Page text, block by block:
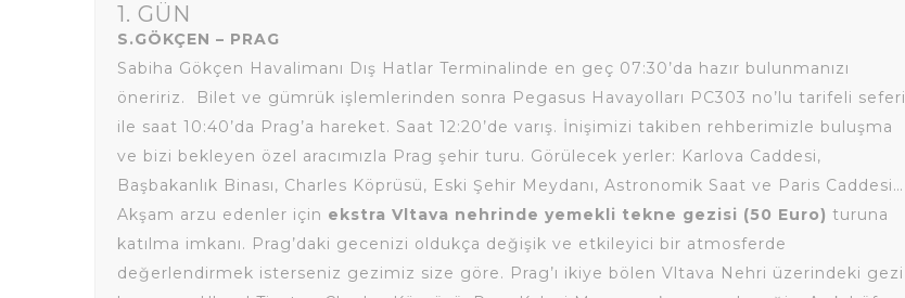
1. GÜN
S.GÖKÇEN – PRAG
Sabiha Gökçen Havalimanı Dış Hatlar Terminalinde en geç 07:30’da hazır bulunmanızı
öneririz.
Bilet ve gümrük işlemlerinden sonra Pegasus Havayolları PC303 no’lu tarifeli seferi
ile saat 10:40’da Prag’a hareket. Saat 12:20’de varış. İnişimizi takiben rehberimizle buluşma
ve bizi bekleyen özel aracımızla Prag şehir turu. Görülecek yerler: Karlova Caddesi,
Başbakanlık Binası, Charles Köprüsü, Eski Şehir Meydanı, Astronomik Saat ve Paris Caddesi…
Akşam arzu edenler için ekstra Vltava nehrinde yemekli tekne gezisi (50 Euro) turuna
katılma imkanı. Prag’daki gecenizi oldukça değişik ve etkileyici bir atmosferde
değerlendirmek isterseniz gezimiz size göre. Prag’ı ikiye bölen Vltava Nehri üzerindeki gezi